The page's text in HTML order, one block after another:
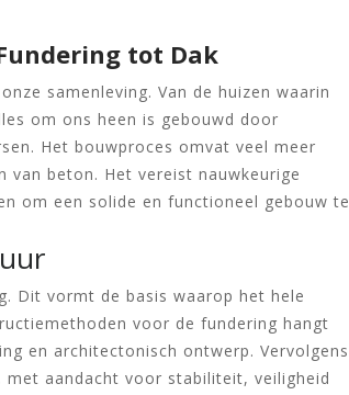
tot Dak
samenleving. Van de huizen waarin
om ons heen is gebouwd door
Het bouwproces omvat veel meer
van beton. Het vereist nauwkeurige
om een solide en functioneel gebouw te
Dit vormt de basis waarop het hele
voor de fundering hangt
en architectonisch ontwerp. Vervolgens
aandacht voor stabiliteit, veiligheid